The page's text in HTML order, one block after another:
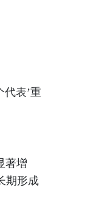
表’重
著增
期形成